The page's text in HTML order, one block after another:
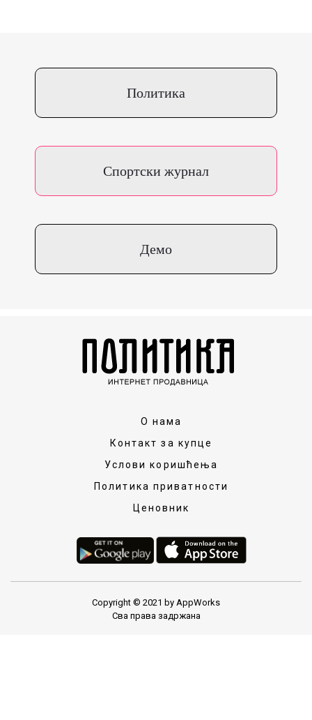
Политика
Спортски журнал
Демо
О нама
Контакт за купце
Услови коришћења
Политика приватности
Ценовник
Copyright © 2021 by AppWorks
Сва права задржана